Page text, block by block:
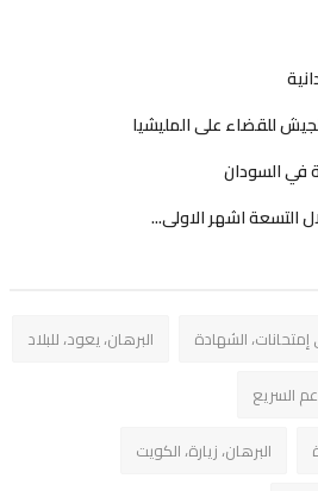
على المليشيا
الشهادة
البرهان، يعود، للبلاد
البرهان، زيارة، الكويت